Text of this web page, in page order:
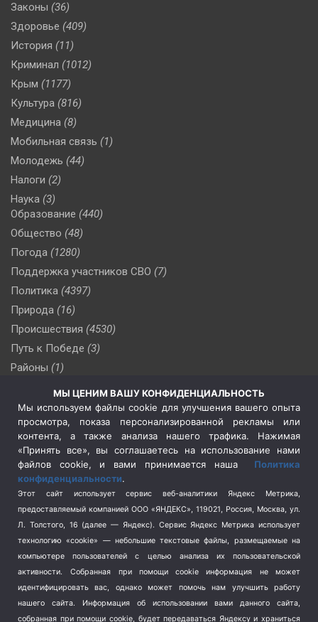
Законы (36)
Здоровье (409)
История (11)
Криминал (1012)
Крым (1177)
Культура (816)
Медицина (8)
Мобильная связь (1)
Молодежь (44)
Налоги (2)
Наука (3)
Образование (440)
Общество (48)
Погода (1280)
Поддержка участников СВО (7)
Политика (4397)
Природа (16)
Происшествия (4530)
Путь к Победе (3)
Районы (1)
(510)
Сельское хозяйство (3)
Социальная политика
(3)
Спецоперация в Украине
Спецоперация на Украине
(404)
Спорт (740)
Терроризм (1)
Транспорт (262)
Туризм (178)
Школа и спорт (2)
МЫ ЦЕНИМ ВАШУ КОНФИДЕНЦИАЛЬНОСТЬ
Мы используем файлы cookie для улучшения вашего опыта
просмотра, показа персонализированной рекламы или
контента, а также анализа нашего трафика. Нажимая
«Принять все», вы соглашаетесь на использование нами
файлов cookie, и вами принимается наша Политика
конфиденциальности.
Этот сайт использует сервис веб-аналитики Яндекс Метрика,
предоставляемый компанией ООО «ЯНДЕКС», 119021, Россия, Москва, ул.
Л. Толстого, 16 (далее — Яндекс). Сервис Яндекс Метрика использует
технологию «cookie» — небольшие текстовые файлы, размещаемые на
компьютере пользователей с целью анализа их пользовательской
активности.
Собранная при помощи cookie информация не может
идентифицировать вас, однако может помочь нам улучшить работу
нашего сайта. Информация об использовании вами данного сайта,
собранная при помощи cookie, будет передаваться Яндексу и храниться